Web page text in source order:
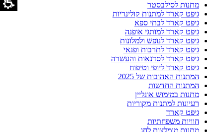
מתנות לסילבסטר
גיפט קארד למתנות קולינריות
גיפט קארד לבתי ספא
גיפט קארד למותגי אופנה
גיפט קארד לנופש ולמלונות
גיפט קארד לתרבות ופנאי
גיפט קארד לסדנאות והעשרה
גיפט קארד ליופי וטיפוח
המתנות האהובות של 2025
המתנות החדשות
מתנות במימוש אונליין
רעיונות למתנות מקוריות
גיפט קארד
חוויות משפחתיות
מתנות מומלצות לחג